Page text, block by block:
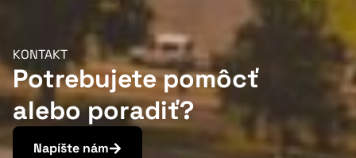
KONTAKT
Potrebujete pomôcť
alebo poradiť?
Napíšte nám